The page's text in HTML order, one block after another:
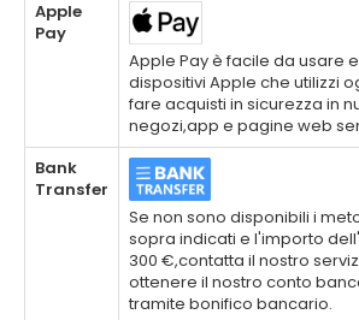
Apple
Pay
Apple Pay è facile da usare
dispositivi Apple che utilizzi
fare acquisti in sicurezza in
negozi,app e pagine web
Bank
Transfer
Se non sono disponibili i
sopra indicati e l'importo
300 €,contatta il nostro
ottenere il nostro conto
tramite bonifico bancario.